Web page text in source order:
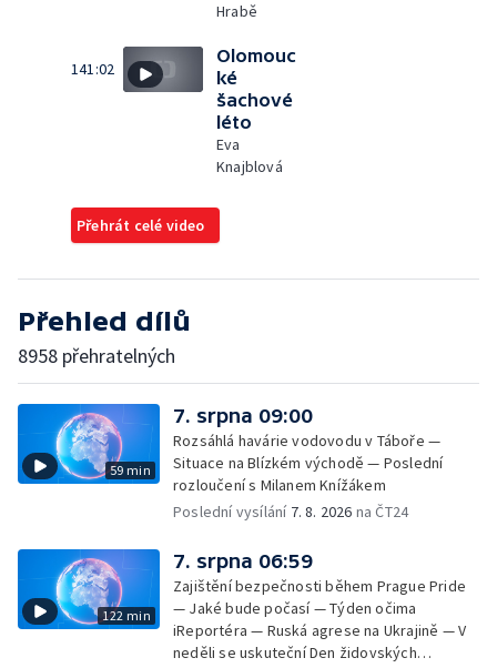
Hrabě
141:02
Olomouc
ké
šachové
léto
Eva
Knajblová
Přehrát celé video
Přehled dílů
8958 přehratelných
59 min
7. srpna 09:00
Rozsáhlá havárie vodovodu v Táboře —
Situace na Blízkém východě — Poslední
rozloučení s Milanem Knížákem
Poslední vysílání 7. 8. 2026 na ČT24
122 min
7. srpna 06:59
Zajištění bezpečnosti během Prague Pride
— Jaké bude počasí — Týden očima
iReportéra — Ruská agrese na Ukrajině — V
neděli se uskuteční Den židovských